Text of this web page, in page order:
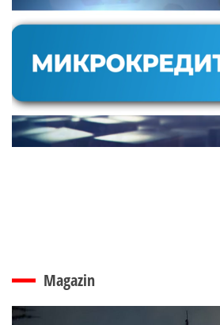
Magazin